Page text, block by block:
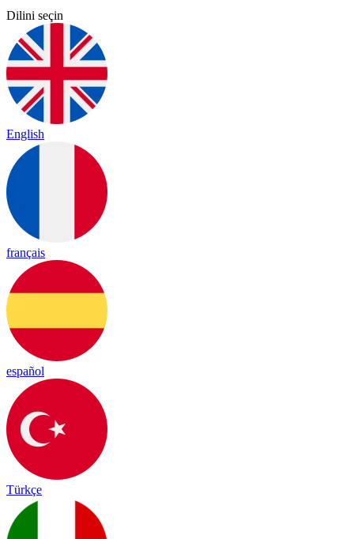
Dilini seçin
English
français
español
Türkçe